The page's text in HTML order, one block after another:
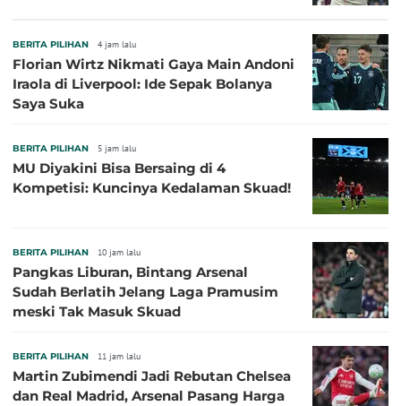
BERITA PILIHAN 4 jam lalu
Florian Wirtz Nikmati Gaya Main Andoni
Iraola di Liverpool: Ide Sepak Bolanya
Saya Suka
BERITA PILIHAN 5 jam lalu
MU Diyakini Bisa Bersaing di 4
Kompetisi: Kuncinya Kedalaman Skuad!
BERITA PILIHAN 10 jam lalu
Pangkas Liburan, Bintang Arsenal
Sudah Berlatih Jelang Laga Pramusim
meski Tak Masuk Skuad
BERITA PILIHAN 11 jam lalu
Martin Zubimendi Jadi Rebutan Chelsea
dan Real Madrid, Arsenal Pasang Harga